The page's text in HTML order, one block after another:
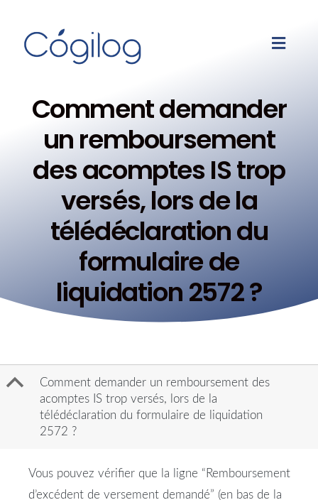
Comment demander
un remboursement
des acomptes IS trop
versés, lors de la
télédéclaration du
formulaire de
liquidation 2572 ?
B
Comment demander un remboursement des
acomptes IS trop versés, lors de la
télédéclaration du formulaire de liquidation
2572 ?
Vous pouvez vérifier que la ligne “Remboursement
d’excédent de versement demandé” (en bas de la